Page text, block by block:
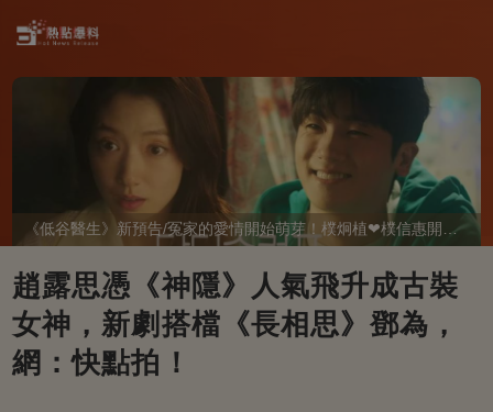
《低谷醫生》新預告/冤家的愛情開始萌芽！樸炯植❤樸信惠開啓「同居生活」互相共鳴、安慰~
趙露思憑《神隱》人氣飛升成古裝
女神，新劇搭檔《長相思》鄧為，
網：快點拍！